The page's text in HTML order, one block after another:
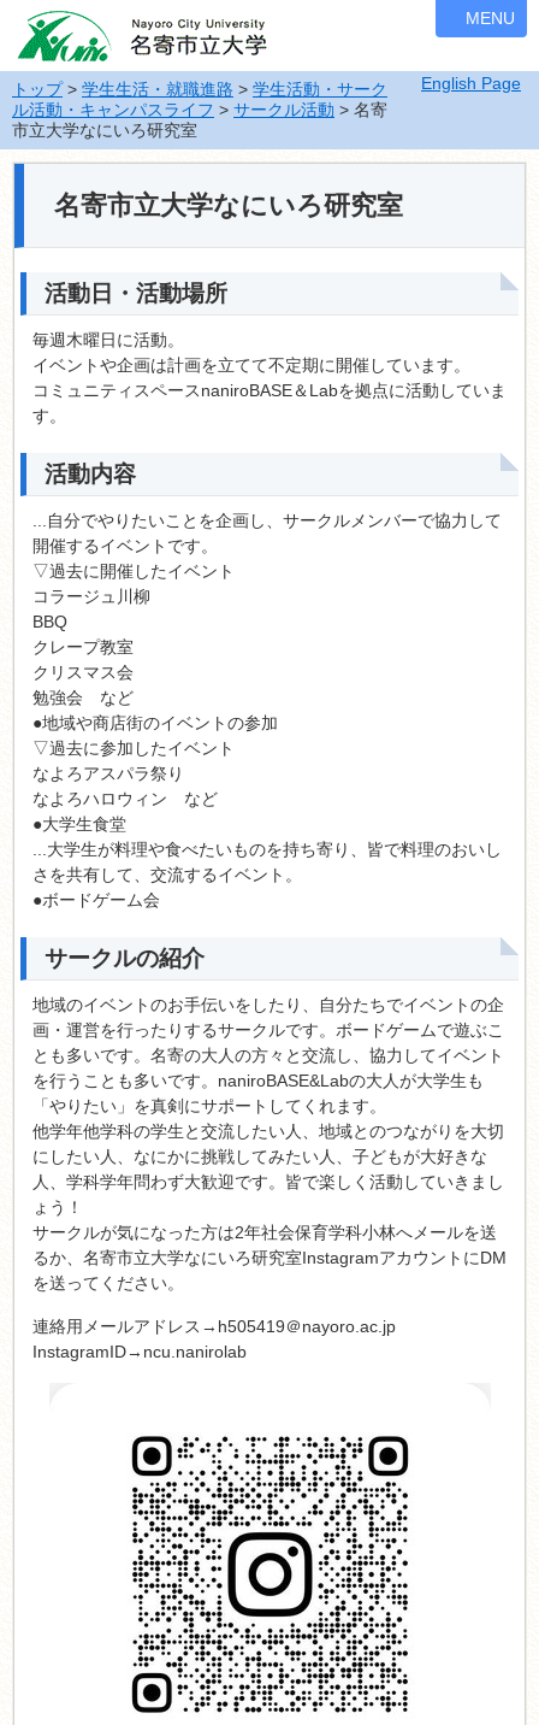
ナ
ビ
ゲ
ー
シ
ョ
ン
English Page
MENU
トップ> 学生生活・就職進路 > 学生活動・サーク
ル活動・キャンパスライフ > サークル活動 > 名寄
市立大学なにいろ研究室
名寄市立大学なにいろ研究室
活動日・活動場所
毎週木曜日に活動。
イベントや企画は計画を立てて不定期に開催しています。
コミュニティスペースnaniroBASE＆Labを拠点に活動していま
す。
活動内容
...自分でやりたいことを企画し、サークルメンバーで協力して
開催するイベントです。
▽過去に開催したイベント
コラージュ川柳
BBQ
クレープ教室
クリスマス会
勉強会 など
●地域や商店街のイベントの参加
▽過去に参加したイベント
なよろアスパラ祭り
なよろハロウィン など
●大学生食堂
...大学生が料理や食べたいものを持ち寄り、皆で料理のおいし
さを共有して、交流するイベント。
●ボードゲーム会
サークルの紹介
地域のイベントのお手伝いをしたり、自分たちでイベントの企
画・運営を行ったりするサークルです。ボードゲームで遊ぶこ
とも多いです。名寄の大人の方々と交流し、協力してイベント
を行うことも多いです。naniroBASE&Labの大人が大学生も
「やりたい」を真剣にサポートしてくれます。
他学年他学科の学生と交流したい人、地域とのつながりを大切
にしたい人、なにかに挑戦してみたい人、子どもが大好きな
人、学科学年問わず大歓迎です。皆で楽しく活動していきまし
ょう！
サークルが気になった方は2年社会保育学科小林へメールを送
るか、名寄市立大学なにいろ研究室InstagramアカウントにDM
を送ってください。
連絡用メールアドレス→h505419＠nayoro.ac.jp
InstagramID→ncu.nanirolab